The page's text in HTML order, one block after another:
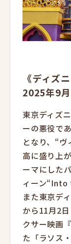
《ディズ
2025年9
東京ディズ
ーの悪役で
となり、“
高に盛り上
ーマにした
ィーン“Into
また東京デ
から11月2
クサー映画
た「ラソス